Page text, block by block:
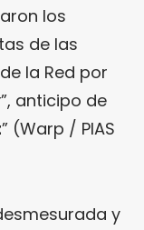
los
de las
la Red por
”, anticipo de
” (Warp / PIAS
y